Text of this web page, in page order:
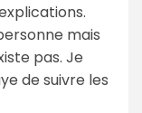
mais
pas. Je
de suivre les